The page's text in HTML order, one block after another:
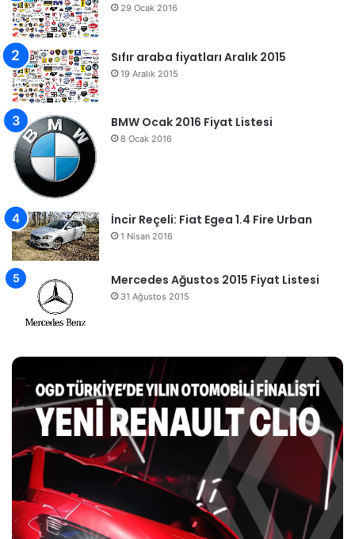
29 Ocak 2016
Sıfır araba fiyatları Aralık 2015
19 Aralık 2015
BMW Ocak 2016 Fiyat Listesi
8 Ocak 2016
İncir Reçeli: Fiat Egea 1.4 Fire Urban
1 Nisan 2016
Mercedes Ağustos 2015 Fiyat Listesi
31 Ağustos 2015